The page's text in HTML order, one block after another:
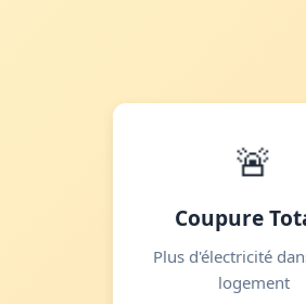
🚨
Coupure
Plus d'électricité
logement